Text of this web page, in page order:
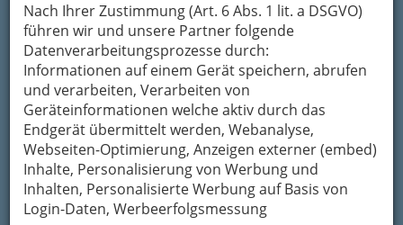
Nach Ihrer Zustimmung (Art. 6 Abs. 1 lit. a DSGVO)
führen wir und unsere Partner folgende
Datenverarbeitungsprozesse durch:
Informationen auf einem Gerät speichern, abrufen
und verarbeiten, Verarbeiten von
Geräteinformationen welche aktiv durch das
Endgerät übermittelt werden, Webanalyse,
Webseiten-Optimierung, Anzeigen externer (embed)
Inhalte, Personalisierung von Werbung und
Inhalten, Personalisierte Werbung auf Basis von
Login-Daten, Werbeerfolgsmessung
Unternehmen Franz Kotnik weitergeleitet.
Mein Name
Meine Email Adresse
Mein Betreff